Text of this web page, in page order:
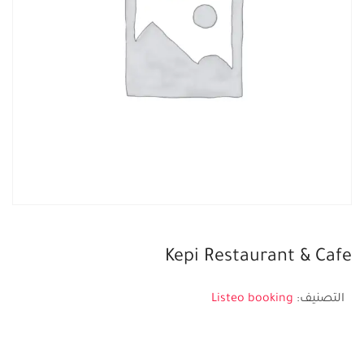
Kepi Restaurant & Cafe
التصنيف: Listeo booking